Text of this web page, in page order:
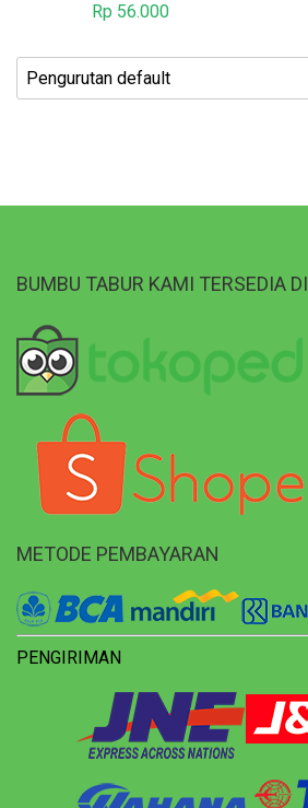
Rp 56.000
BUMBU TABUR KAMI TERSEDIA DI
METODE PEMBAYARAN
PENGIRIMAN